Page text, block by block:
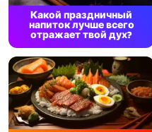
Какой праздничный
напиток лучше всего
отражает твой дух?